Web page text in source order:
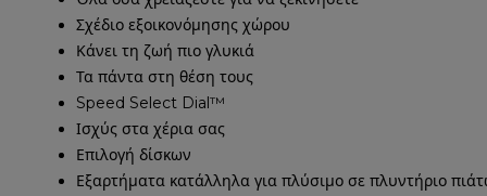
Σχέδιο εξοικονόμησης χώρου
Κάνει τη ζωή πιο γλυκιά
Τα πάντα στη θέση τους
Speed Select Dial™
Ισχύς στα χέρια σας
Επιλογή δίσκων
Εξαρτήματα κατάλληλα για πλύσιμο σε πλυντήριο